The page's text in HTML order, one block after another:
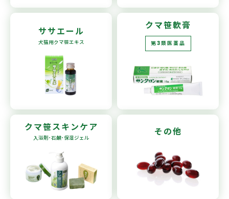
ササエール
犬猫用クマ笹エキス
クマ笹軟膏
第3類医薬品
クマ笹スキンケア
入浴剤･石鹸･保湿ジェル
その他